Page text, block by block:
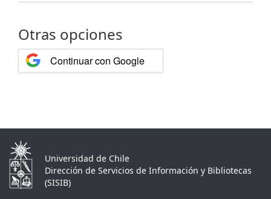
Otras opciones
Continuar con Google
Universidad de Chile
Dirección de Servicios de Información y Bibliotecas
(SISIB)